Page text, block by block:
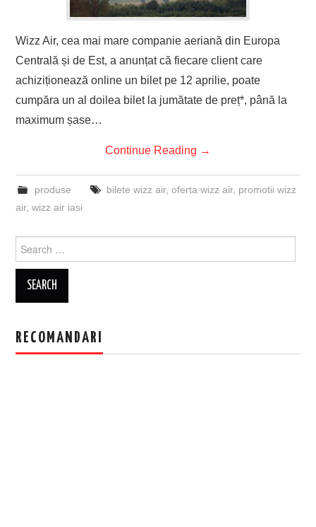
Wizz Air, cea mai mare companie aeriană din Europa
Centrală și de Est, a anunțat că fiecare client care
achiziționează online un bilet pe 12 aprilie, poate
cumpăra un al doilea bilet la jumătate de preț*, până la
maximum șase…
Continue Reading →
produse bilete wizz air, oferta wizz air, promotii wizz
air,wizz air iasi
for:
RECOMANDARI